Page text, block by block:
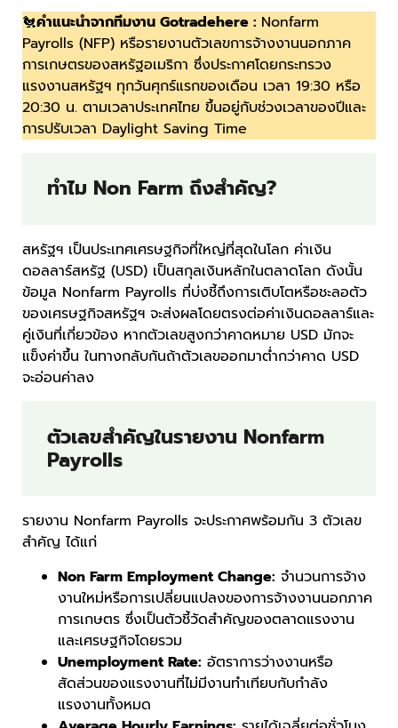
🐔คำแนะนำจากทีมงาน Gotradehere : Nonfarm
Payrolls (NFP) หรือรายงานตัวเลขการจ้างงานนอกภาค
การเกษตรของสหรัฐอเมริกา ซึ่งประกาศโดยกระทรวง
แรงงานสหรัฐฯ ทุกวันศุกร์แรกของเดือน เวลา 19:30 หรือ
20:30 น. ตามเวลาประเทศไทย ขึ้นอยู่กับช่วงเวลาของปีและ
การปรับเวลา Daylight Saving Time
ทำไม Non Farm ถึงสำคัญ?
สหรัฐฯ เป็นประเทศเศรษฐกิจที่ใหญ่ที่สุดในโลก ค่าเงิน
ดอลลาร์สหรัฐ (USD) เป็นสกุลเงินหลักในตลาดโลก ดังนั้น
ข้อมูล Nonfarm Payrolls ที่บ่งชี้ถึงการเติบโตหรือชะลอตัว
ของเศรษฐกิจสหรัฐฯ จะส่งผลโดยตรงต่อค่าเงินดอลลาร์และ
คู่เงินที่เกี่ยวข้อง หากตัวเลขสูงกว่าคาดหมาย USD มักจะ
แข็งค่าขึ้น ในทางกลับกันถ้าตัวเลขออกมาต่ำกว่าคาด USD
จะอ่อนค่าลง
ตัวเลขสำคัญในรายงาน Nonfarm
Payrolls
รายงาน Nonfarm Payrolls จะประกาศพร้อมกัน 3 ตัวเลข
สำคัญ ได้แก่
Non Farm Employment Change: จำนวนการจ้าง
งานใหม่หรือการเปลี่ยนแปลงของการจ้างงานนอกภาค
การเกษตร ซึ่งเป็นตัวชี้วัดสำคัญของตลาดแรงงาน
และเศรษฐกิจโดยรวม
Unemployment Rate: อัตราการว่างงานหรือ
สัดส่วนของแรงงานที่ไม่มีงานทำเทียบกับกำลัง
แรงงานทั้งหมด